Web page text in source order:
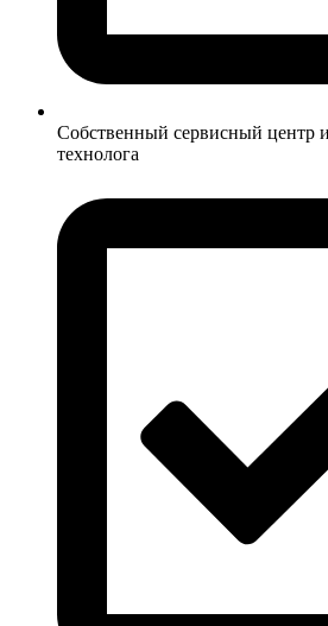
Собственный сервисный центр
технолога